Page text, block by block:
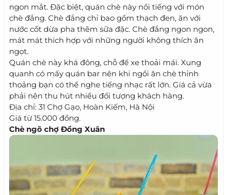
ngon mắt. Đặc biệt, quán chè này nổi tiếng với món
chè đắng. Chè đắng chỉ bao gồm thạch đen, ăn với
nước cốt dừa pha thêm sữa đặc. Chè đắng ngon ngon,
mát mát thích hợp với những người không thích ăn
ngọt.
Quán chè này khá đông, chỗ để xe thoải mái. Xung
quanh có mấy quán bar nên khi ngồi ăn chè thỉnh
thoảng bạn có thể nghe tiếng nhạc rất lớn. Giá cả vừa
phải nên thu hút nhiều đối tượng khách hàng.
Địa chỉ: 31 Chợ Gạo, Hoàn Kiếm, Hà Nội
Giá từ 15.000 đồng.
Chè ngõ chợ Đồng Xuân